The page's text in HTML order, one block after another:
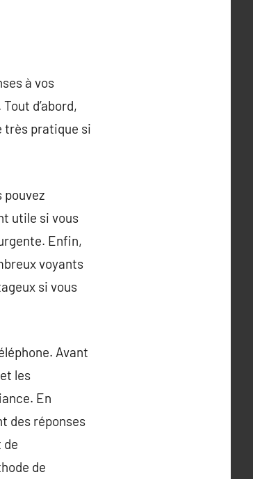
à vos
d’abord,
très pratique si
pouvez
utile si vous
Enfin,
voyants
si vous
Avant
les
En
des réponses
de
de